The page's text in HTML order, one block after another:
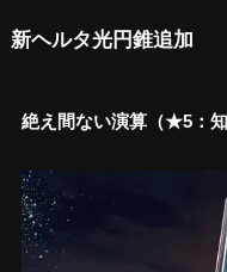
新ヘルタ光円錐追加
絶え間ない演算（★5：知